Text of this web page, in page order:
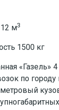
м3
1500 кг
«Газель»
по городу